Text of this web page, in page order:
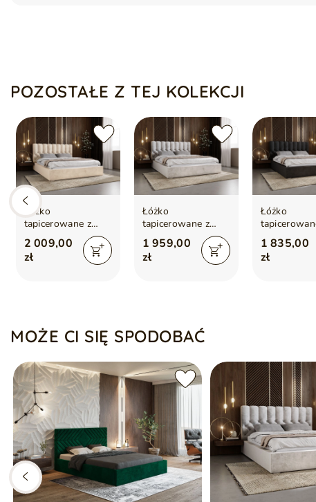
POZOSTAŁE Z TEJ KOLEKCJI
Łóżko
tapicerowane z
pojemnikiem i
stelażem 200x200
cm Roma Beżowe
2 009,00
zł
Łóżko
tapicerowane z
pojemnikiem i
stelażem 180x200
cm Roma
1 959,00
zł
Łóżko
pojemnikiem i
stelażem
cm Roma
1 835,00
zł
MOŻE CI SIĘ SPODOBAĆ